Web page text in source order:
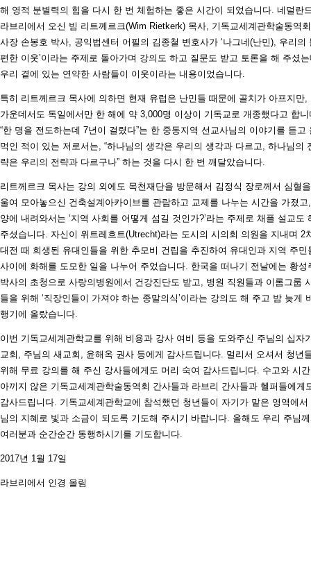
해 영적 분별력의 힘을 다시 한 번 체험하는 좋은 시간이 되었습니다. 네덜란
라브리에서 오신 빔 리트께르크(Wim Rietkerk) 목사, 기독교세계관학술동역
사장 손봉호 박사, 공익법센터 어필의 김종철 변호사가 ‘나그네(난민), 우리의
편한 이웃’이라는 주제로 돌아가며 강의도 하고 질문도 받고 토론을 해 주셨
우리 곁에 있는 연약한 사람들이 이웃이라는 내용이었습니다.
특히 리트께르크 목사에 의하면 현재 유럽은 난민들 때문에 골치가 아프지만,
가운데서도 독일에서만 한 해에 약 3,000명 이상이 기독교로 개종했다고 합니
“한 명을 전도하는데 7년이 걸렸다”는 한 중동지역 선교사님의 이야기를 듣고
먹인 적이 있는 저로서는, “하나님의 생각은 우리의 생각과 다르고, 하나님의
략은 우리의 전략과 다르구나” 하는 것을 다시 한 번 깨달았습니다.
리트께르크 목사는 강의 외에도 목천재단을 방문해서 김정식 장로께서 심혈
울여 모아놓으신 건축설계아카이브를 관람하고 교제를 나누는 시간을 가졌고
양에 내려와서는 ‘지역 사회를 어떻게 섬길 것인가?’라는 주제로 채플 설교도
주셨습니다. 자신이 위트레흐트(Utrecht)라는 도시의 시의회 의원을 지내며 2
대전 때 희생된 유대인들을 위한 추모비 건립을 추진하여 유대인과 지역 주민
사이에 화해를 도모한 일을 나누어 주었습니다. 한국을 떠나기 전날에는 황성
박사의 초청으로 사랑의병원에서 건강진단도 받고, 병원 직원들과 이롬그룹
들을 위해 ‘직장인들이 가져야 하는 종말의식’이라는 강의도 해 주고 밤 늦게
행기에 올랐습니다.
이번 기독교세계관학교를 위해 비용과 강사 여비 등을 도와주신 주님의 십자
교회, 주님의 새교회, 윤해옥 권사 등에게 감사드립니다. 멀리서 오셔서 청년
위해 무료 강의를 해 주신 강사들에게도 머리 숙여 감사드립니다. 수고와 시
아끼지 않은 기독교세계관학술동역회 간사들과 라브리 간사들과 헬퍼들에게
감사드립니다. 기독교세계관학교에 참석했던 청년들이 자기가 맡은 영역에서
님의 지혜로 빛과 소금이 되도록 기도해 주시기 바랍니다. 올해도 우리 주님
여러분과 순간순간 동행하시기를 기도합니다.
2017년 1월 17일
라브리에서 인경 올림